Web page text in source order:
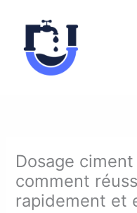
Dosage
comment
rapidement et